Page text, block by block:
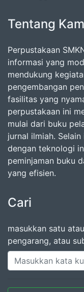
Tentang
Perpustakaan
informasi yang
mendukung
pengembangan
fasilitas yang
perpustakaan ini
mulai dari buku
jurnal ilmiah.
dengan teknologi
peminjaman buku
yang efisien.
Cari
masukkan satu
pengarang, atau